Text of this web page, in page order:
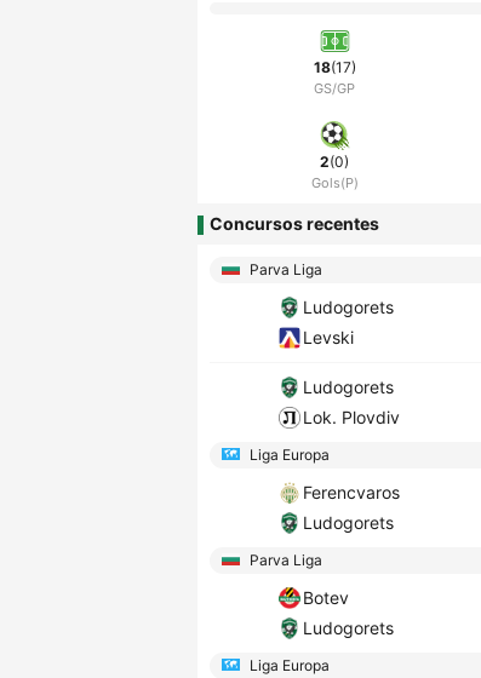
18(17)
GS/GP
2(0)
Gols(P)
Concursos recentes
Parva Liga
Ludogorets
Levski
Ludogorets
Lok. Plovdiv
Liga Europa
Ferencvaros
Ludogorets
Parva Liga
Botev
Ludogorets
Liga Europa